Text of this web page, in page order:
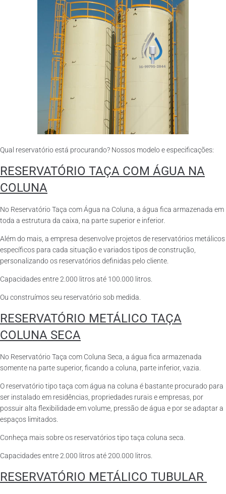
Qual reservatório está procurando? Nossos modelo e especificações:
RESERVATÓRIO TAÇA COM ÁGUA NA
COLUNA
No Reservatório Taça com Água na Coluna, a água fica armazenada em
toda a estrutura da caixa, na parte superior e inferior.
Além do mais, a empresa desenvolve projetos de reservatórios metálicos
específicos para cada situação e variados tipos de construção,
personalizando os reservatórios definidas pelo cliente.
Capacidades entre 2.000 litros até 100.000 litros.
Ou construímos seu reservatório sob medida.
RESERVATÓRIO METÁLICO TAÇA
COLUNA SECA
No Reservatório Taça com Coluna Seca, a água fica armazenada
somente na parte superior, ficando a coluna, parte inferior, vazia.
O reservatório tipo taça com água na coluna é bastante procurado para
ser instalado em residências, propriedades rurais e empresas, por
possuir alta flexibilidade em volume, pressão de água e por se adaptar a
espaços limitados.
Conheça mais sobre os reservatórios tipo taça coluna seca.
Capacidades entre 2.000 litros até 200.000 litros.
RESERVATÓRIO METÁLICO TUBULAR